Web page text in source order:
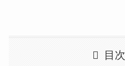
目次